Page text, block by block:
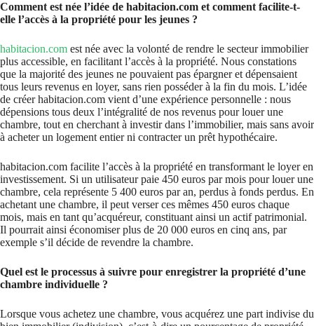
Comment est née l’idée de habitacion.com et comment facilite-t-
elle l’accès à la propriété pour les jeunes ?
habitacion.com est née avec la volonté de rendre le secteur immobilier
plus accessible, en facilitant l’accès à la propriété. Nous constations
que la majorité des jeunes ne pouvaient pas épargner et dépensaient
tous leurs revenus en loyer, sans rien posséder à la fin du mois. L’idée
de créer habitacion.com vient d’une expérience personnelle : nous
dépensions tous deux l’intégralité de nos revenus pour louer une
chambre, tout en cherchant à investir dans l’immobilier, mais sans avoir
à acheter un logement entier ni contracter un prêt hypothécaire.
habitacion.com facilite l’accès à la propriété en transformant le loyer en
investissement. Si un utilisateur paie 450 euros par mois pour louer une
chambre, cela représente 5 400 euros par an, perdus à fonds perdus. En
achetant une chambre, il peut verser ces mêmes 450 euros chaque
mois, mais en tant qu’acquéreur, constituant ainsi un actif patrimonial.
Il pourrait ainsi économiser plus de 20 000 euros en cinq ans, par
exemple s’il décide de revendre la chambre.
Quel est le processus à suivre pour enregistrer la propriété d’une
chambre individuelle ?
Lorsque vous achetez une chambre, vous acquérez une part indivise du